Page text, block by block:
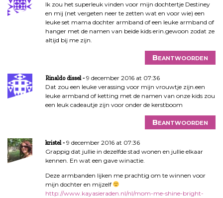
Ik zou het superleuk vinden voor mijn dochtertje Destiney
en mij (net vergeten neer te zetten wat en voor wie) een
leuke set mama dochter armband of een leuke armband of
hanger met de namen van beide kids erin.gewoon zodat ze
altijd bij me zijn.
Beantwoorden
Rinaldo dissel
9 december 2016 at 07:36
Dat zou een leuke verassing voor mijn vrouwtje zijn.een
leuke armband of ketting met de namen van onze kids zou
een leuk cadeautje zijn voor onder de kerstboom
Beantwoorden
kristel
9 december 2016 at 07:36
Grappig dat jullie in dezelfde stad wonen en jullie elkaar
kennen. En wat een gave winactie.
Deze armbanden lijken me prachtig om te winnen voor
mijn dochter en mijzelf
http://www.kayasieraden.nl/nl/mom-me-shine-bright-